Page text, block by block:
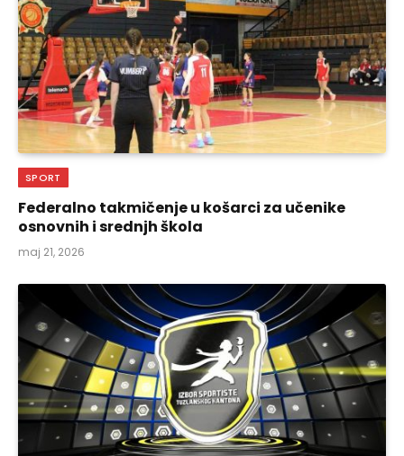
SPORT
Federalno takmičenje u košarci za učenike
osnovnih i srednjh škola
maj 21, 2026